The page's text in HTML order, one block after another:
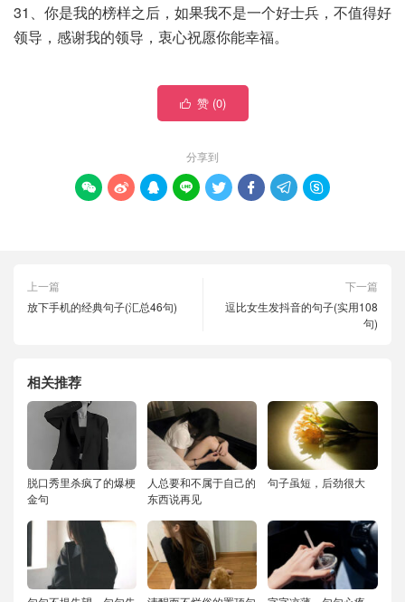
31、你是我的榜样之后，如果我不是一个好士兵，不值得好
领导，感谢我的领导，衷心祝愿你能幸福。
 赞 (0)
分享到
       
上一篇
放下手机的经典句子(汇总46句)
下一篇
逗比女生发抖音的句子(实用108
句)
相关推荐
脱口秀里杀疯了的爆梗
金句
人总要和不属于自己的
东西说再见
句子虽短，后劲很大